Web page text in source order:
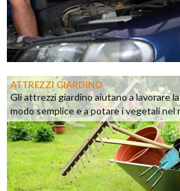
ATTREZZI GIARDINO
Gli attrezzi giardino aiutano a lavorare
modo semplice e a potare i vegetali nel